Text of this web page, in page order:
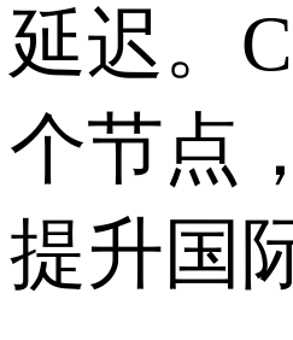
延迟。
个节点
提升国